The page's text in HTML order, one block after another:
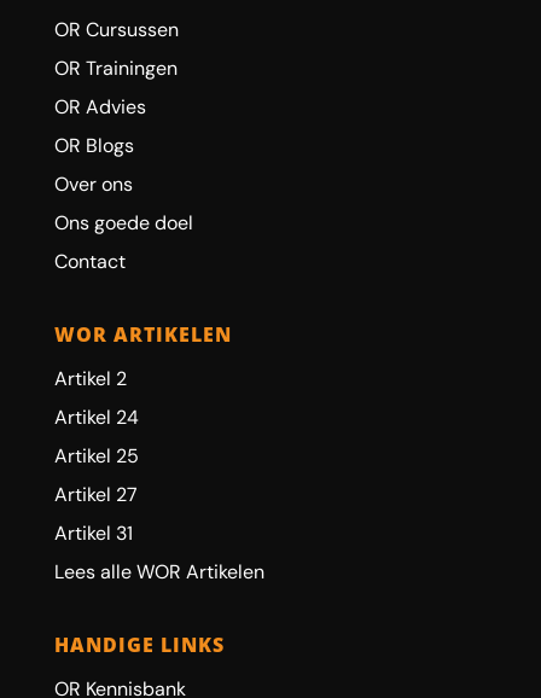
OR Cursussen
OR Trainingen
OR Advies
OR Blogs
Over ons
Ons goede doel
Contact
WOR ARTIKELEN
Artikel 2
Artikel 24
Artikel 25
Artikel 27
Artikel 31
Lees alle WOR Artikelen
HANDIGE LINKS
OR Kennisbank